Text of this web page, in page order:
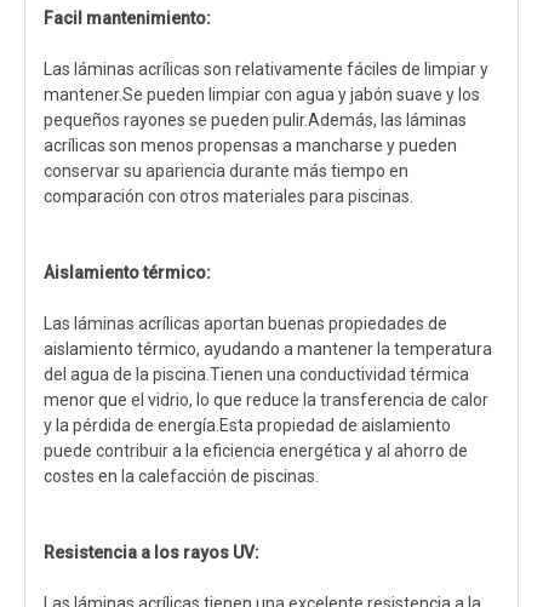
Facil mantenimiento:
Las láminas acrílicas son relativamente fáciles de limpiar y
mantener.Se pueden limpiar con agua y jabón suave y los
pequeños rayones se pueden pulir.Además, las láminas
acrílicas son menos propensas a mancharse y pueden
conservar su apariencia durante más tiempo en
comparación con otros materiales para piscinas.
Aislamiento térmico:
Las láminas acrílicas aportan buenas propiedades de
aislamiento térmico, ayudando a mantener la temperatura
del agua de la piscina.Tienen una conductividad térmica
menor que el vidrio, lo que reduce la transferencia de calor
y la pérdida de energía.Esta propiedad de aislamiento
puede contribuir a la eficiencia energética y al ahorro de
costes en la calefacción de piscinas.
Resistencia a los rayos UV: